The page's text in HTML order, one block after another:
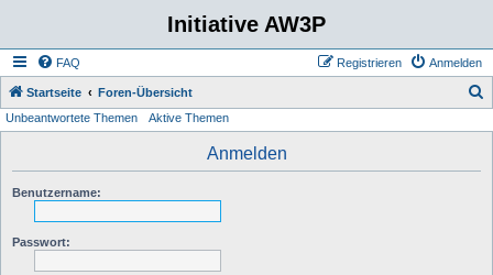
Initiative AW3P
FAQ Anmelden
Registrieren
Startseite Foren-Übersicht
Unbeantwortete Themen Aktive Themen
Anmelden
Benutzername:
Passwort: